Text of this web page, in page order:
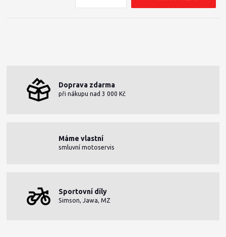
Doprava zdarma
při nákupu nad 3 000 Kč
Máme vlastní
smluvní motoservis
Sportovní díly
Simson, Jawa, MZ